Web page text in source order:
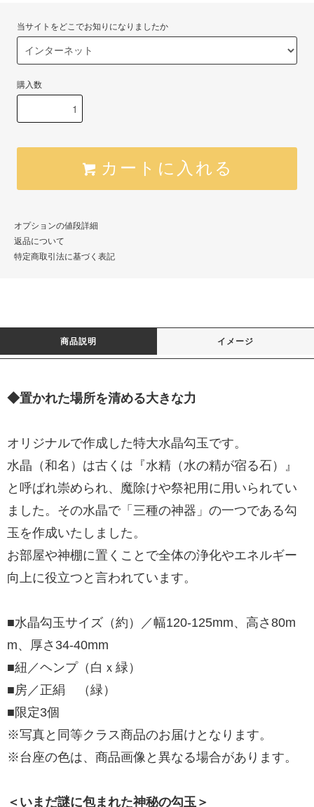
当サイトをどこでお知りになりましたか
購入数
カートに入れる
オプションの値段詳細
返品について
特定商取引法に基づく表記
商品説明 イメージ
◆置かれた場所を清める大きな力
オリジナルで作成した特大水晶勾玉です。
水晶（和名）は古くは『水精（水の精が宿る石）』
と呼ばれ崇められ、魔除けや祭祀用に用いられてい
ました。その水晶で「三種の神器」の一つである勾
玉を作成いたしました。
お部屋や神棚に置くことで全体の浄化やエネルギー
向上に役立つと言われています。
■水晶勾玉サイズ（約）／幅120-125mm、高さ80m
m、厚さ34-40mm
■紐／ヘンプ（白ｘ緑）
■房／正絹 （緑）
■限定3個
※写真と同等クラス商品のお届けとなります。
※台座の色は、商品画像と異なる場合があります。
＜いまだ謎に包まれた神秘の勾玉＞